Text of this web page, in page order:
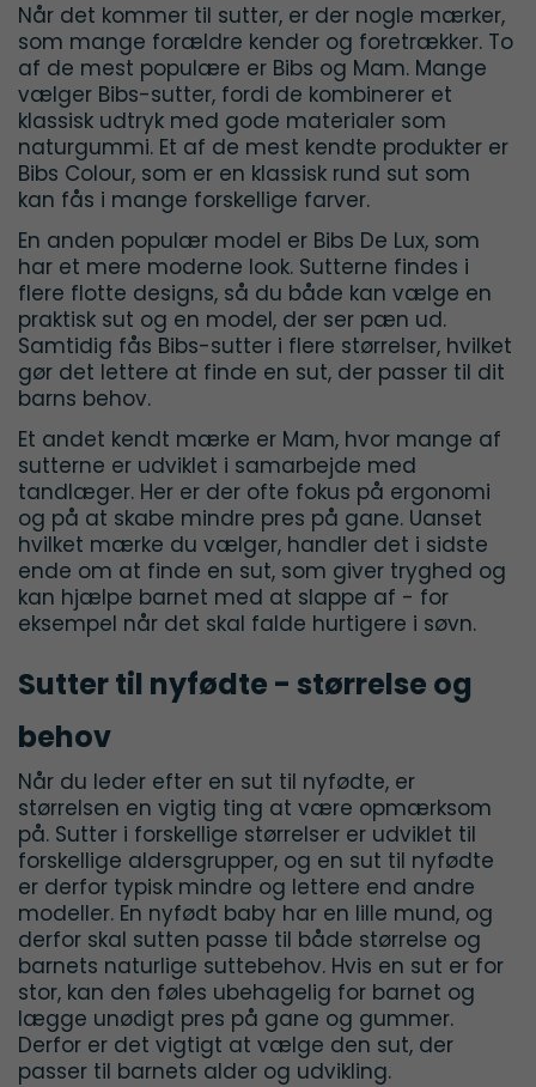
Når det kommer til sutter, er der nogle mærker,
som mange forældre kender og foretrækker. To
af de mest populære er Bibs og Mam. Mange
vælger Bibs-sutter, fordi de kombinerer et
klassisk udtryk med gode materialer som
naturgummi. Et af de mest kendte produkter er
Bibs Colour, som er en klassisk rund sut som
kan fås i mange forskellige farver.
En anden populær model er Bibs De Lux, som
har et mere moderne look. Sutterne findes i
flere flotte designs, så du både kan vælge en
praktisk sut og en model, der ser pæn ud.
Samtidig fås Bibs-sutter i flere størrelser, hvilket
gør det lettere at finde en sut, der passer til dit
barns behov.
Et andet kendt mærke er Mam, hvor mange af
sutterne er udviklet i samarbejde med
tandlæger. Her er der ofte fokus på ergonomi
og på at skabe mindre pres på gane. Uanset
hvilket mærke du vælger, handler det i sidste
ende om at finde en sut, som giver tryghed og
kan hjælpe barnet med at slappe af - for
eksempel når det skal falde hurtigere i søvn.
Sutter til nyfødte - størrelse og
behov
Når du leder efter en sut til nyfødte, er
størrelsen en vigtig ting at være opmærksom
på. Sutter i forskellige størrelser er udviklet til
forskellige aldersgrupper, og en sut til nyfødte
er derfor typisk mindre og lettere end andre
modeller. En nyfødt baby har en lille mund, og
derfor skal sutten passe til både størrelse og
barnets naturlige suttebehov. Hvis en sut er for
stor, kan den føles ubehagelig for barnet og
lægge unødigt pres på gane og gummer.
Derfor er det vigtigt at vælge den sut, der
passer til barnets alder og udvikling.